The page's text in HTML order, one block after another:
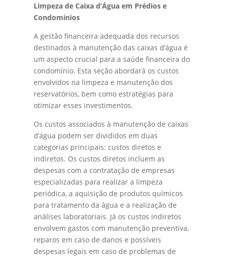
Limpeza de Caixa d’Água em Prédios e
Condomínios
A gestão financeira adequada dos recursos
destinados à manutenção das caixas d’água é
um aspecto crucial para a saúde financeira do
condomínio. Esta seção abordará os custos
envolvidos na limpeza e manutenção dos
reservatórios, bem como estratégias para
otimizar esses investimentos.
Os custos associados à manutenção de caixas
d’água podem ser divididos em duas
categorias principais: custos diretos e
indiretos. Os custos diretos incluem as
despesas com a contratação de empresas
especializadas para realizar a limpeza
periódica, a aquisição de produtos químicos
para tratamento da água e a realização de
análises laboratoriais. Já os custos indiretos
envolvem gastos com manutenção preventiva,
reparos em caso de danos e possíveis
despesas legais em caso de problemas de